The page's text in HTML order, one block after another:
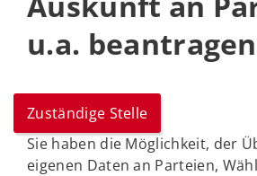
u.a. beantragen
Zuständige Stelle
Sie haben die Möglichkeit, der
eigenen Daten an Parteien,